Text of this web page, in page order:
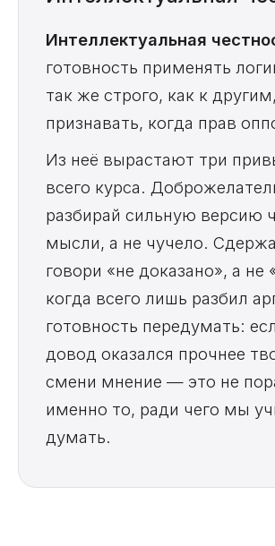
Интеллектуальная
готовность применять
так же строго, как к
признавать, когда прав
Из неё вырастают три
всего курса.
разбирай сильную версию
мысли, а не чучело.
говори «не доказано», а не
когда всего лишь разбил
готовность передумать:
довод оказался прочнее
смени мнение — это не
именно то, ради чего мы
думать.